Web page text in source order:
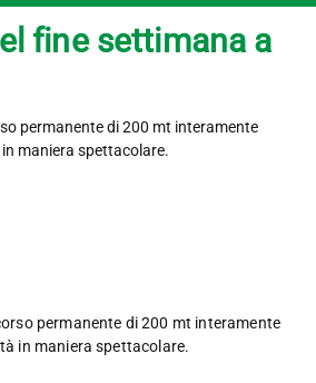
fine settimana a
permanente di 200 mt interamente
maniera spettacolare.
permanente di 200 mt interamente
in maniera spettacolare.